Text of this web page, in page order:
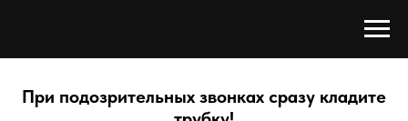
При подозрительных звонках сразу кладите